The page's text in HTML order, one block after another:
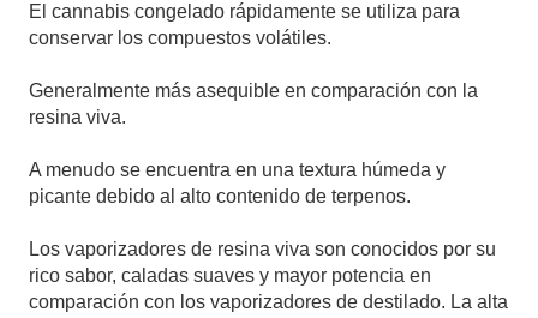
El cannabis congelado rápidamente se utiliza para
conservar los compuestos volátiles.
Generalmente más asequible en comparación con la
resina viva.
A menudo se encuentra en una textura húmeda y
picante debido al alto contenido de terpenos.
Los vaporizadores de resina viva son conocidos por su
rico sabor, caladas suaves y mayor potencia en
comparación con los vaporizadores de destilado. La alta